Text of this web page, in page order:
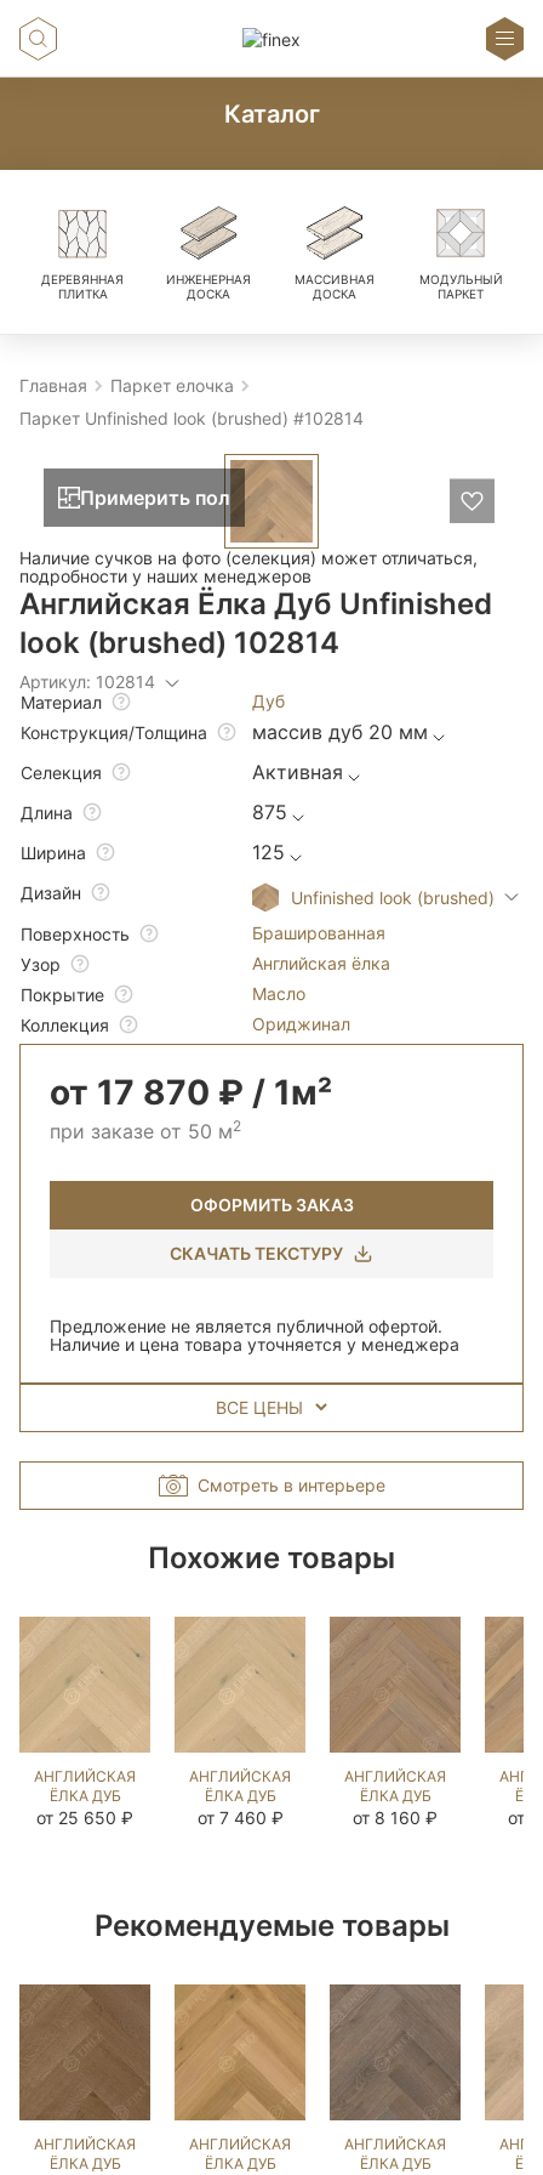
Каталог
ДЕРЕВЯННАЯ
ПЛИТКА
ИНЖЕНЕРНАЯ
ДОСКА
МАССИВНАЯ
ДОСКА
МОДУЛЬНЫЙ
ПАРКЕТ
Главная
Паркет елочка
Паркет Unfinished look (brushed) #102814
Примерить пол
Наличие сучков на фото (селекция) может отличаться,
подробности у наших менеджеров
Английская Ёлка Дуб Unfinished
look (brushed) 102814
Артикул: 102814
Материал
Дуб
Конструкция/Толщина
массив дуб 20 мм
Селекция Активная
Длина 875
Ширина 125
Дизайн
Unfinished look (brushed)
Поверхность
Брашированная
Узор
Английская ёлка
Покрытие
Масло
Коллекция
Ориджинал
от 17 870 ₽ / 1м²
при заказе от 50 м2
ОФОРМИТЬ ЗАКАЗ
СКАЧАТЬ ТЕКСТУРУ
Предложение не является публичной офертой.
Наличие и цена товара уточняется у менеджера
ВСЕ ЦЕНЫ
Смотреть в интерьере
Похожие товары
АНГЛИЙСКАЯ
ЁЛКА ДУБ
КАРЛАЙЛ
от 25 650 ₽
АНГЛИЙСКАЯ
ЁЛКА ДУБ
КАРЛАЙЛ
от 7 460 ₽
АНГЛИЙСКАЯ
ЁЛКА ДУБ
COLONIAL
от 8 160 ₽ от
Рекомендуемые товары
АНГЛИЙСКАЯ
ЁЛКА ДУБ
АНГЛИЙСКАЯ
ЁЛКА ДУБ
АНГЛИЙСКАЯ
ЁЛКА ДУБ